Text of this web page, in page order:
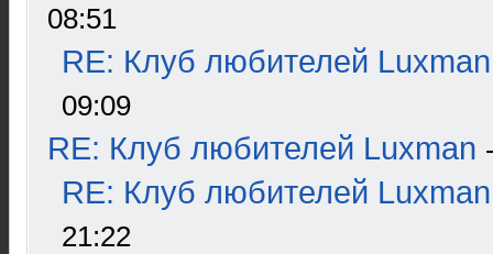
08:51
RE: Клуб любителей Luxman
09:09
RE: Клуб любителей Luxman
RE: Клуб любителей Luxman
21:22